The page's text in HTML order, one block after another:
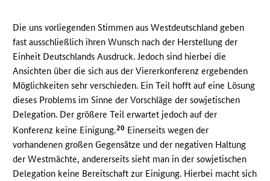
Die uns vorliegenden Stimmen aus Westdeutschland geben
fast ausschließlich ihren Wunsch nach der Herstellung der
Einheit Deutschlands Ausdruck. Jedoch sind hierbei die
Ansichten über die sich aus der Viererkonferenz ergebenden
Möglichkeiten sehr verschieden. Ein Teil hofft auf eine Lösung
dieses Problems im Sinne der Vorschläge der sowjetischen
Delegation. Der größere Teil erwartet jedoch auf der
Konferenz keine Einigung.20 Einerseits wegen der
vorhandenen großen Gegensätze und der negativen Haltung
der Westmächte, andererseits sieht man in der sowjetischen
Delegation keine Bereitschaft zur Einigung. Hierbei macht sich